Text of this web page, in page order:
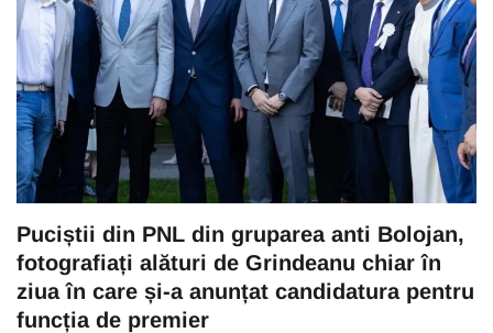
Puciștii din PNL din gruparea anti Bolojan,
fotografiați alături de Grindeanu chiar în
ziua în care și-a anunțat candidatura pentru
funcția de premier